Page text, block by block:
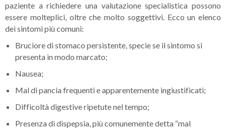
paziente a richiedere una valutazione specialistica possono
essere molteplici, oltre che molto soggettivi. Ecco un elenco
dei sintomi più comuni:
Bruciore di stomaco persistente, specie se il sintomo si
presenta in modo marcato;
Nausea;
Mal di pancia frequenti e apparentemente ingiustificati;
Difficoltà digestive ripetute nel tempo;
Presenza di dispepsia, più comunemente detta “mal